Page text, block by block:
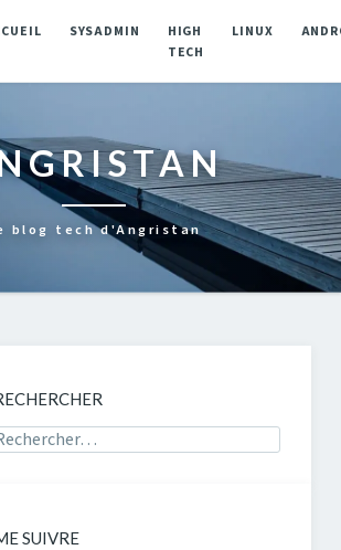
SYSADMIN
HIGH
TECH
LINUX
blog tech d'Angristan
sur le site
SUIVRE